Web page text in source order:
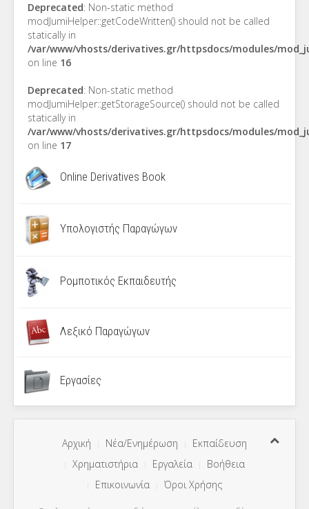
Deprecated: Non-static method
modJumiHelper::getCodeWritten() should not be called
statically in
/var/www/vhosts/derivatives.gr/httpsdocs/modules/
on line 16
Deprecated: Non-static method
modJumiHelper::getStorageSource() should not be called
statically in
/var/www/vhosts/derivatives.gr/httpsdocs/modules/
on line 17
Online Derivatives Book
Υπολογιστής Παραγώγων
Ρομποτικός Εκπαιδευτής
Λεξικό Παραγώγων
Εργασίες
Αρχική Νέα/Ενημέρωση
Εκπαίδευση
Χρηματιστήρια
Εργαλεία
Βοήθεια
Επικοινωνία
Όροι Χρήσης